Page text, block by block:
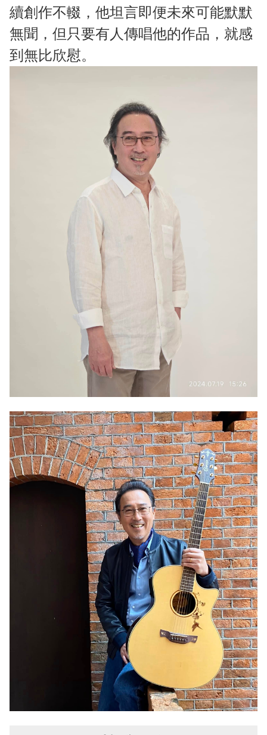
續創作不輟，他坦言即便未來可能默默
無聞，但只要有人傳唱他的作品，就感
到無比欣慰。